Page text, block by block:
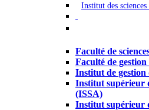
Institut des
Faculté de
Faculté de
Institut de gestion
Institut supérieur
(ISSA)
Institut supérieur